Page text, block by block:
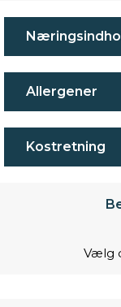
Allergener
Kostretning
Vælg